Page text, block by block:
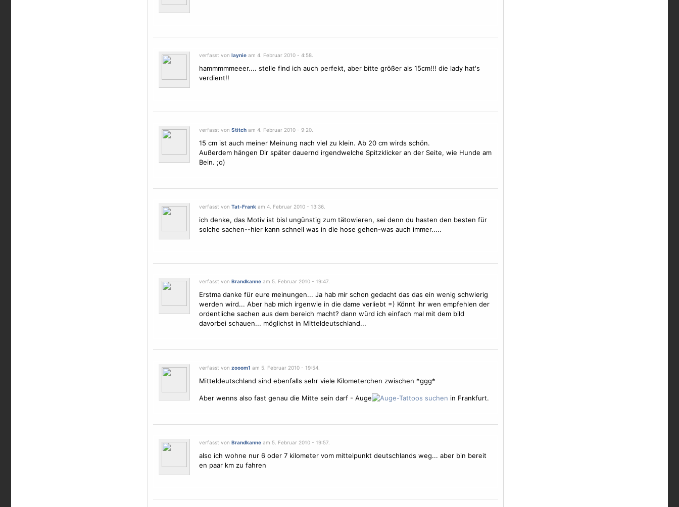
verfasst von laynieam 4. Februar 2010 - 4:58.
hammmmmeeer.... stelle find ich auch perfekt, aber bitte größer als 15cm!!! die lady hat's
verdient!!
verfasst von Stitcham 4. Februar 2010 - 9:20.
15 cm ist auch meiner Meinung nach viel zu klein. Ab 20 cm wirds schön.
Außerdem hängen Dir später dauernd irgendwelche Spitzklicker an der Seite, wie Hunde am
Bein. ;o)
verfasst von Tat-Frankam 4. Februar 2010 - 13:36.
ich denke, das Motivist bisl ungünstig zum tätowieren, sei denn du hasten den besten für
solche sachen--hier kann schnell was in die hose gehen-was auch immer.....
verfasst von Brandkanneam 5. Februar 2010 - 19:47.
Erstma danke für eure meinungen... Ja hab mir schon gedacht das das ein wenig schwierig
werden wird... Aber hab mich irgenwie in die dame verliebt =) Könnt ihr wen empfehlen der
ordentliche sachen aus dem bereich macht? dann würd ich einfach mal mit dem bild
davorbei schauen... möglichst in Mitteldeutschland...
verfasst von zooom1 am 5. Februar 2010 - 19:54.
Mitteldeutschland sind ebenfalls sehr viele Kilometerchen zwischen *ggg*
Aber wenns also fast genau die Mitte sein darf - Auge in Frankfurt.
verfasst von Brandkanneam 5. Februar 2010 - 19:57.
also ich wohne nur 6 oder 7 kilometer vom mittelpunkt deutschlands weg... aber bin bereit
en paar km zu fahren